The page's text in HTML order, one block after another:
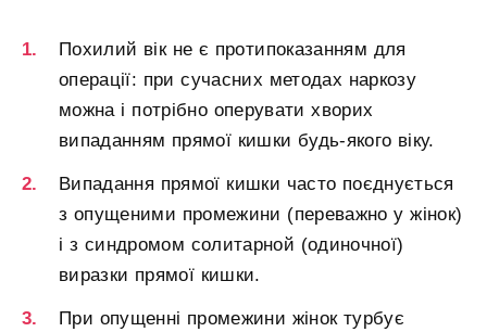
Похилий вік не є протипоказанням для
операції: при сучасних методах наркозу
можна і потрібно оперувати хворих
випаданням прямої кишки будь-якого віку.
Випадання прямої кишки часто поєднується
з опущеними промежини (переважно у жінок)
і з синдромом солитарной (одиночної)
виразки прямої кишки.
При опущенні промежини жінок турбує